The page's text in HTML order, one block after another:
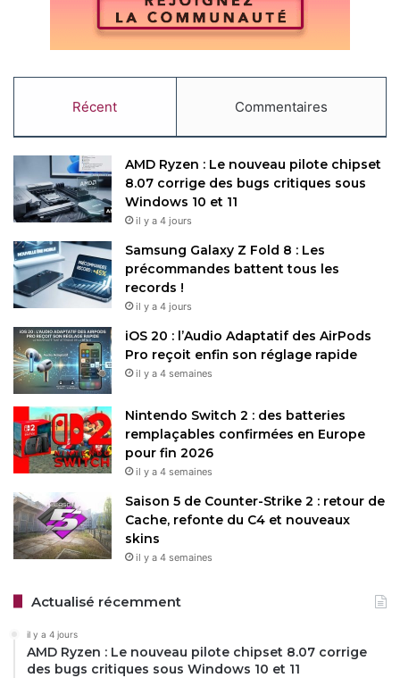
Récent Commentaires
AMD Ryzen : Le nouveau pilote chipset
8.07 corrige des bugs critiques sous
Windows 10 et 11
il y a 4 jours
Samsung Galaxy Z Fold 8 : Les
précommandes battent tous les
records !
il y a 4 jours
iOS 20 : l’Audio Adaptatif des AirPods
Pro reçoit enfin son réglage rapide
il y a 4 semaines
Nintendo Switch 2 : des batteries
remplaçables confirmées en Europe
pour fin 2026
il y a 4 semaines
Saison 5 de Counter-Strike 2 : retour de
Cache, refonte du C4 et nouveaux
skins
il y a 4 semaines
Actualisé récemment
il y a 4 jours
AMD Ryzen : Le nouveau pilote chipset 8.07 corrige
des bugs critiques sous Windows 10 et 11